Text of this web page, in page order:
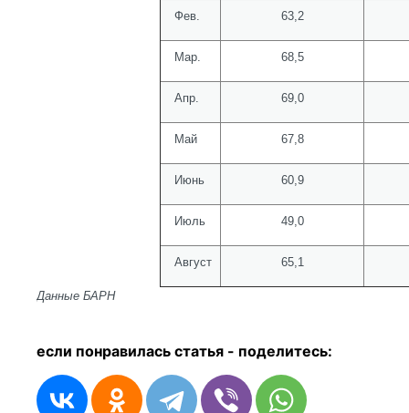
Фев. 63,2
Мар. 68,5
Апр. 69,0
Май 67,8
Июнь 60,9
Июль 49,0
Август 65,1
Данные БАРН
если понравилась статья - поделитесь: